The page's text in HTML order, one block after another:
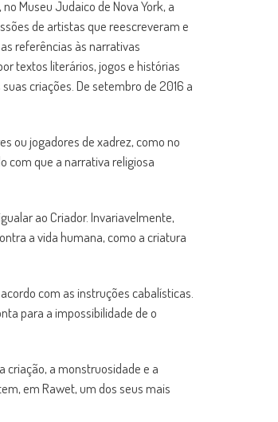
Museu Judaico de Nova York, a
de artistas que reescreveram e
referências às narrativas
textos literários, jogos e histórias
criações. De setembro de 2016 a
ou jogadores de xadrez, como no
com que a narrativa religiosa
ao Criador. Invariavelmente,
a vida humana, como a criatura
com as instruções cabalísticas.
para a impossibilidade de o
a monstruosidade e a
em Rawet, um dos seus mais